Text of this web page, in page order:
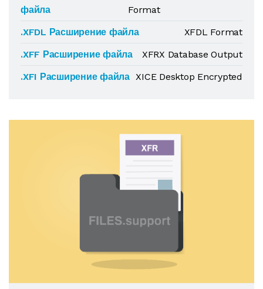
файла
Format
.XFDL Расширение файла
XFDL Format
.XFF Расширение файла
XFRX Database Output
.XFI Расширение файла XICE Desktop Encrypted